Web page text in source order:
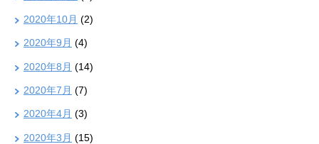
2020年10月 (2)
2020年9月 (4)
2020年8月 (14)
2020年7月 (7)
2020年4月 (3)
2020年3月 (15)